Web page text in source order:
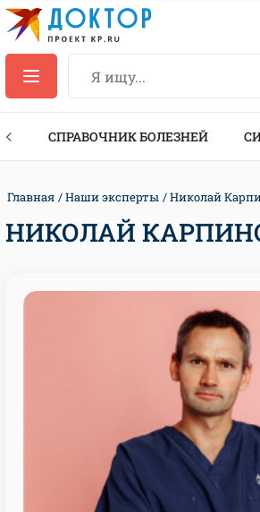
СПРАВОЧНИК БОЛЕЗНЕЙ
Главная Наши эксперты Николай
НИКОЛАЙ